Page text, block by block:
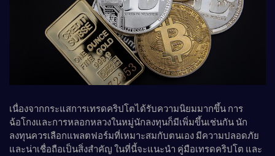
เนื่องจากกระแสการเทรดคริปโตได้รับความนิยมมากขึ้น การ
ฉ้อโกงและการหลอกหลวงในหมู่นักลงทุนก็มีเพิ่มขึ้นเช่นกัน นัก
ลงทุนควรเลือกแพลตฟอร์มที่เหมาะสมกับตนเอง มีความปลอดภัย
และน่าเชื่อถือเป็นสิ่งสำคัญ ในที่นี้จะแนะนำ คู่มือเทรดคริปโต และ